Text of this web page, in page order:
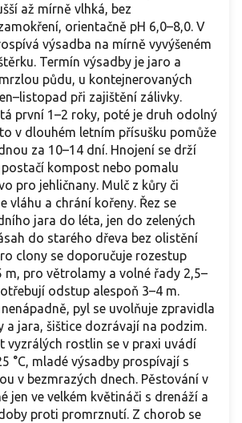
až mírně vlhká, bez
orientačně pH 6,0–8,0. V
výsadba na mírně vyvýšeném
Termín výsadby je jaro a
půdu, u kontejnerovaných
při zajištění zálivky.
první 1–2 roky, poté je druh odolný
v dlouhém letním přísušku pomůže
za 10–14 dní. Hnojení se drží
kompost nebo pomalu
pro jehličnany. Mulč z kůry či
vláhu a chrání kořeny. Řez se
jara do léta, jen do zelených
do starého dřeva bez olistění
clony se doporučuje rozestup
m, pro větrolamy a volné řady 2,5–
odstup alespoň 3–4 m.
pyl se uvolňuje zpravidla
a jara, šištice dozrávají na podzim.
vyzrálých rostlin se v praxi uvádí
°C, mladé výsadby prospívají s
v bezmrazých dnech. Pěstování v
jen ve velkém květináči s drenáží a
proti promrznutí. Z chorob se